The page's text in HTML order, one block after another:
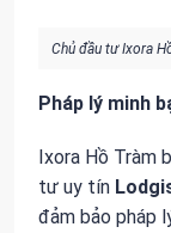
Chủ đầu tư Ixora
Pháp lý minh
Ixora Hồ Tràm
tư uy tín
đảm bảo pháp